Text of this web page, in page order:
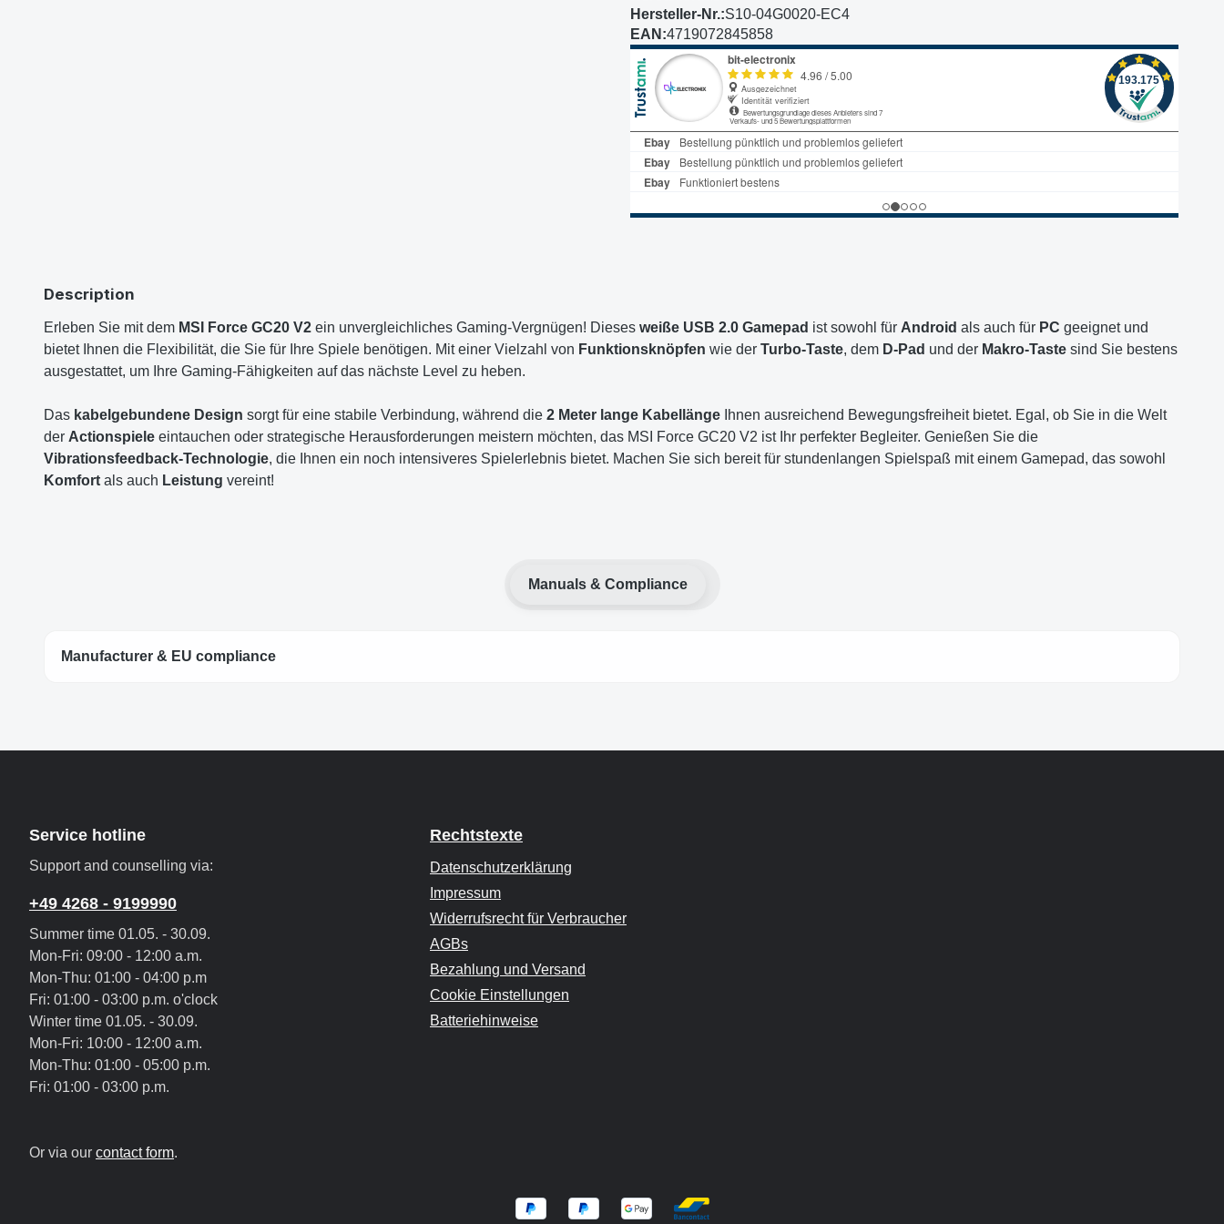
Hersteller-Nr.:S10-04G0020-EC4
EAN:4719072845858
Description
Erleben Sie mit dem MSI Force GC20 V2 ein unvergleichliches Gaming-Vergnügen! Dieses weiße USB 2.0 Gamepad ist sowohl für Android als auch für PC geeignet und
bietet Ihnen die Flexibilität, die Sie für Ihre Spiele benötigen. Mit einer Vielzahl von Funktionsknöpfen wie der Turbo-Taste, dem D-Pad und der Makro-Taste sind Sie bestens
ausgestattet, um Ihre Gaming-Fähigkeiten auf das nächste Level zu heben.
Das kabelgebundene Design sorgt für eine stabile Verbindung, während die 2 Meter lange Kabellänge Ihnen ausreichend Bewegungsfreiheit bietet. Egal, ob Sie in die Welt
der Actionspiele eintauchen oder strategische Herausforderungen meistern möchten, das MSI Force GC20 V2 ist Ihr perfekter Begleiter. Genießen Sie die
Vibrationsfeedback-Technologie, die Ihnen ein noch intensiveres Spielerlebnis bietet. Machen Sie sich bereit für stundenlangen Spielspaß mit einem Gamepad, das sowohl
Komfort als auch Leistung vereint!
Manuals & Compliance
Manufacturer & EU compliance
Service hotline
Support and counselling via:
+49 4268 - 9199990
Summer time 01.05. - 30.09.
Mon-Fri: 09:00 - 12:00 a.m.
Mon-Thu: 01:00 - 04:00 p.m
Fri: 01:00 - 03:00 p.m. o'clock
Winter time 01.05. - 30.09.
Mon-Fri: 10:00 - 12:00 a.m.
Mon-Thu: 01:00 - 05:00 p.m.
Fri: 01:00 - 03:00 p.m.
Or via our contact form.
Rechtstexte
Datenschutzerklärung
Impressum
Widerrufsrecht für Verbraucher
AGBs
Bezahlung und Versand
Cookie Einstellungen
Batteriehinweise